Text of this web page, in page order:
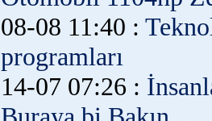
08-08 11:40 :
programları
14-07 07:26 :